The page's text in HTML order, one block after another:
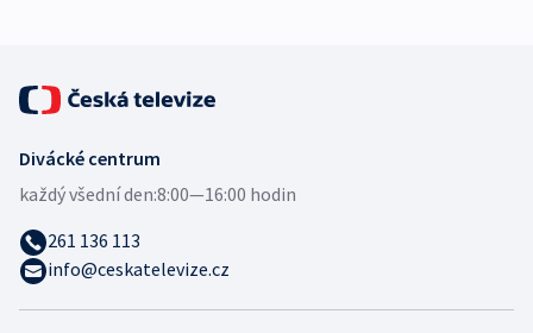
Divácké centrum
každý všední den:8:00—16:00 hodin
261 136 113
info@ceskatelevize.cz